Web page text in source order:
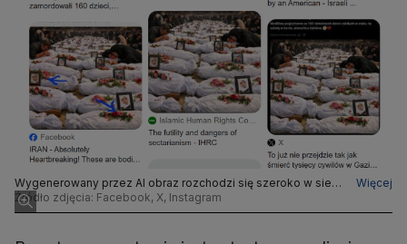
Wygenerowany przez AI obraz rozchodzi się szeroko w sieci
- także polskiej - jako autentyczne zdjęcie ofiar nalotu na
szkołę w irańskim Minabie
Więcej
Źródło zdjęcia: Facebook, X, Instagram